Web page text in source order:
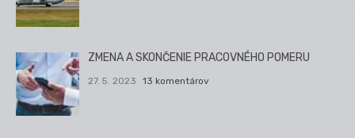
ZMENA A SKONČENIE PRACOVNÉHO POMERU
27. 5. 2023 13 komentárov